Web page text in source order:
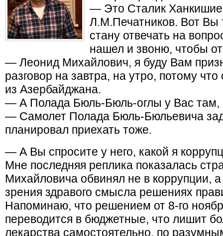
— Это Сталик
Л.М.Печатников. Вот Вы
стану отвечать на
нашел и звоню, чтобы
— Леонид Михайлович, я буду Вам
разговор на завтра, на утро, потому
из Азербайджана.
— А Полада Бюль-Бюль-оглы у Вас там,
— Самолет Полада Бюль-Бюльевича
планировал приехать тоже.
— А Вы спросите у него, какой я
Мне последняя реплика показалась
Михайловича обвинял не в коррупции,
зрения здравого смысла решениях
Напоминаю, что решением от 8-го
переводится в бюджетные, что лишит
лекарства самостоятельно, по